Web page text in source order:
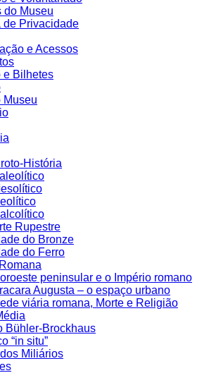
do Museu
de Privacidade
e Acessos
e Bilhetes
Museu
História
Rupestre
do Bronze
do Ferro
peninsular e o Império romano
Augusta – o espaço urbano
viária romana, Morte e Religião
Bühler-Brockhaus
“in situ”
Miliários